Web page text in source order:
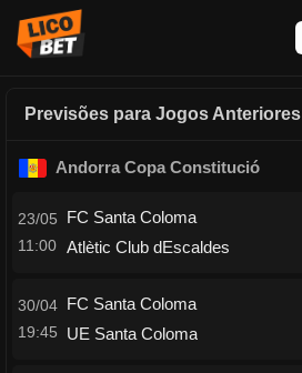
Previsões para Jogos Anteriores
Andorra Copa Constitució
23/05
11:00
FC Santa Coloma
Atlètic Club dEscaldes
30/04
19:45
FC Santa Coloma
UE Santa Coloma